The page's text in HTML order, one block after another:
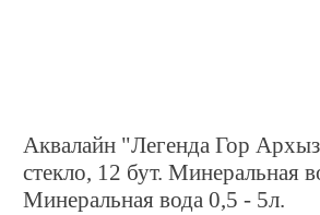
Аквалайн "Легенда Гор
стекло, 12 бут. Минеральная
Минеральная вода 0,5 - 5л.